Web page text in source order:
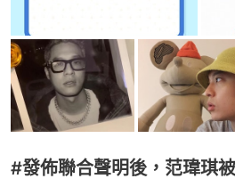
#發佈聯合聲明後，范瑋琪